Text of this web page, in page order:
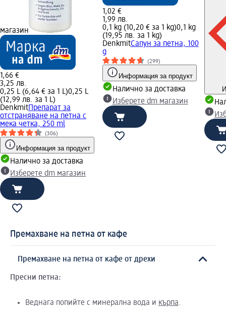
магазин
1,66 €
3,25 лв.
0,25 L (6,64 € за 1 L)0,25 L
(12,99 лв. за 1 L)
DenkmitПрепарат за
отстраняване на петна с
мека четка, 250 ml
(306)
Информация за продукт
Налично за доставка
Изберете dm магазин
1,02 €
1,99 лв.
0,1 kg (10,20 € за 1 kg)0,1 kg
(19,95 лв. за 1 kg)
DenkmitСапун за петна, 100
g
(299)
Информация за продукт
Налично за доставка
Изберете dm магазин
Премахване на петна от кафе
Премахване на петна от кафе от дрехи
Пресни петна:
Веднага попийте с минерална вода и кърпа.